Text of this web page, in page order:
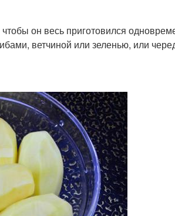
он весь приготовился
ветчиной или зеленью, или